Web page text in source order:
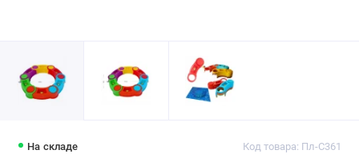
На складе Код товара: Пл-С361